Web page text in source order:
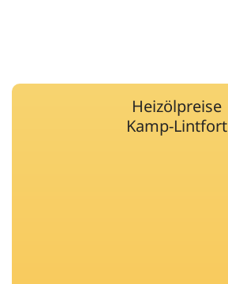
Heizölpreise
Kamp-Lintfort